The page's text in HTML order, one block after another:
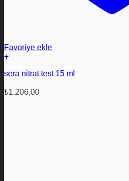
Favoriye ekle
+
sera nitrat test 15 ml
₺1.206,00